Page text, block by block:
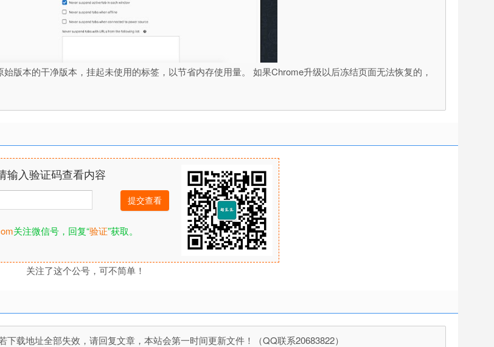
版本的干净版本，挂起未使用的标签，以节省内存使用量。 如果Chrome升级以后冻结页面无法恢复的，
输入验证码查看内容
关注微信号，回复“验证”获取。
关注了这个公号，可不简单！
载地址全部失效，请回复文章，本站会第一时间更新文件！（QQ联系20683822）